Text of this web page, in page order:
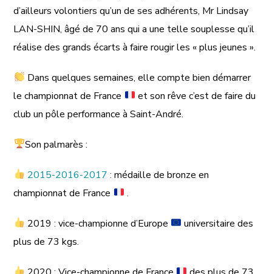
d’ailleurs volontiers qu’un de ses adhérents, Mr Lindsay
LAN-SHIN, âgé de 70 ans qui a une telle souplesse qu’il
réalise des grands écarts à faire rougir les « plus jeunes ».
Dans quelques semaines, elle compte bien démarrer
le championnat de France
et son rêve c’est de faire du
club un pôle performance à Saint-André.
Son palmarès :
2015-2016-2017 : médaille de bronze en
championnat de France
.
2019 : vice-championne d’Europe
universitaire des
plus de 73 kgs.